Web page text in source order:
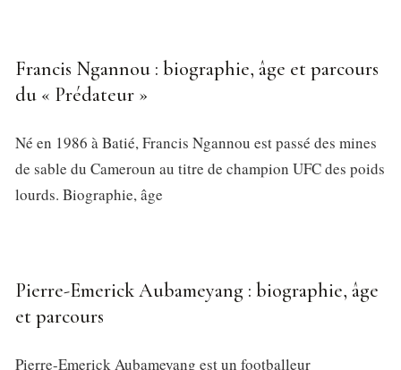
Francis Ngannou : biographie, âge et parcours
du « Prédateur »
Né en 1986 à Batié, Francis Ngannou est passé des mines
de sable du Cameroun au titre de champion UFC des poids
lourds. Biographie, âge
Pierre-Emerick Aubameyang : biographie, âge
et parcours
Pierre-Emerick Aubameyang est un footballeur